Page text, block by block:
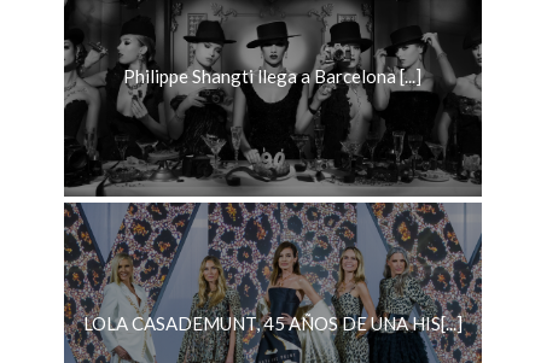
Philippe Shangti llega a Barcelona [...]
LOLA CASADEMUNT, 45 AÑOS DE UNA HIS[...]